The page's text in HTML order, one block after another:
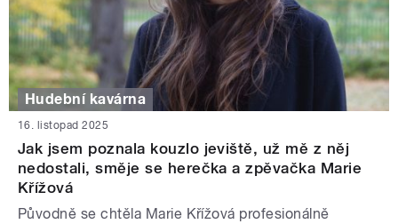
Hudební kavárna
16. listopad 2025
Jak jsem poznala kouzlo jeviště, už mě z něj
nedostali, směje se herečka a zpěvačka Marie
Křížová
Původně se chtěla Marie Křížová profesionálně